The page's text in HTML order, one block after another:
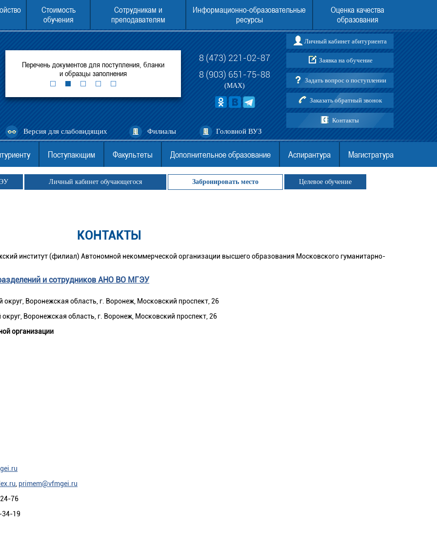
Стоимость
обучения
Сотрудникам и
преподавателям
Информационно-образовательные
ресурсы
Оценка качества
образования
Перечень документов для поступления, бланки
и образцы заполнения
ЕГЭ для поступления в Воронежский институт
(филиал) АНО ВО МГЭУ в 2026 году
Поступить в Воронежский институт
АНО ВО МГЭУ без ЕГЭ
8 (473) 221-02-87
8 (903) 651-75-88
(MAX)
Версия для слабовидящих Филиалы Головной ВУЗ
Заявка на обучение
Задать вопрос о поступлении
Заказать обратный звонок
Контакты
Личный кабинет абитуриента
Поступающим Факультеты Дополнительное образование Аспирантура Магистратура
Личный кабинет обучающегося Забронировать место Целевое обучение
КОНТАКТЫ
институт (филиал) Автономной некоммерческой организации высшего образования Московского гуманитарно-
и сотрудников АНО ВО МГЭУ
Воронежская область, г. Воронеж, Московский проспект, 26
Воронежская область, г. Воронеж, Московский проспект, 26
организации
primem@vfmgei.ru
76
34-19